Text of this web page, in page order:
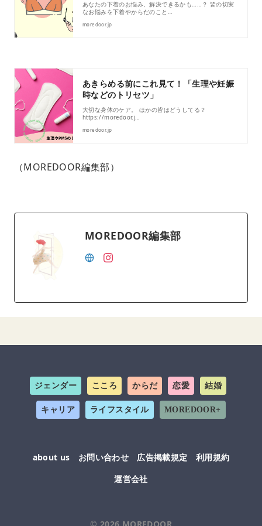
あなたの下着のお悩み、解決できるかも……？ 皆の切実
なお悩みを下着やからだのこと…
moredoor.jp
あきらめる前にこれ見て！「生理や妊娠
時などのトリセツ」
大切な身体のケア。 ほかの皆はどうしてる？
https://moredoor.j…
moredoor.jp
（MOREDOOR編集部）
MOREDOOR編集部
ジェンダー こころ からだ 恋愛 結婚
キャリア ライフスタイル MOREDOOR+
about us お問い合わせ 広告掲載規定
利用規約
運営会社